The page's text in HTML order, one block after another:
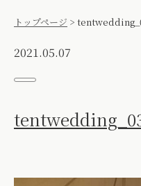
トップページ >
2021.05.07